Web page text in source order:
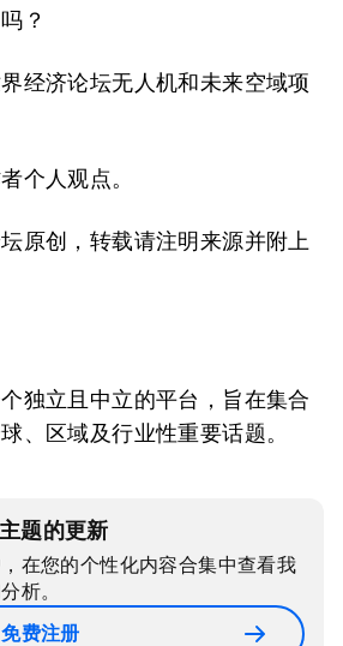
？
经济论坛无人机和未来空域项
个人观点。
原创，转载请注明来源并附上
独立且中立的平台，旨在集合
、区域及行业性重要话题。
题的更新
在您的个性化内容合集中查看我
析。
免费注册